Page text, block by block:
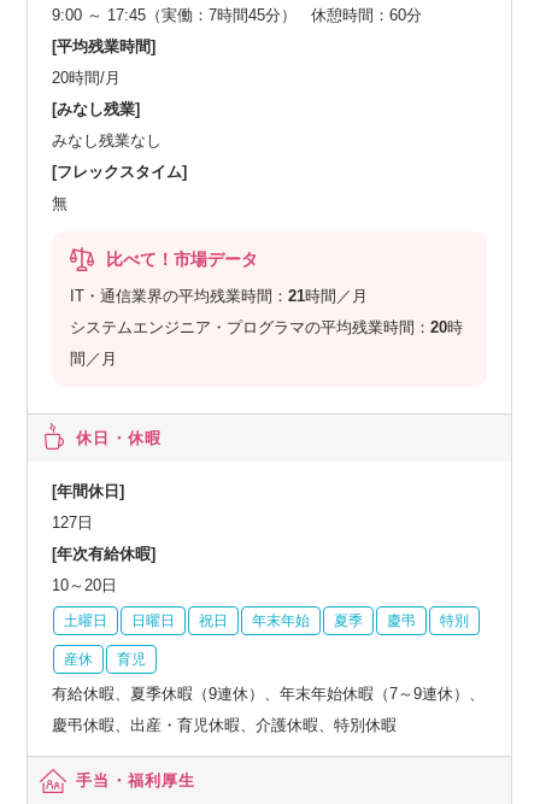
9:00 ～ 17:45（実働：7時間45分） 休憩時間：60分
[平均残業時間]
20時間/月
[みなし残業]
みなし残業なし
[フレックスタイム]
無
比べて！市場データ
IT・通信業界の平均残業時間：21時間／月
システムエンジニア・プログラマの平均残業時間：20時
間／月
休日・休暇
[年間休日]
127日
[年次有給休暇]
10～20日
土曜日 日曜日 祝日 年末年始 夏季 慶弔 特別
産休 育児
有給休暇、夏季休暇（9連休）、年末年始休暇（7～9連休）、
慶弔休暇、出産・育児休暇、介護休暇、特別休暇
手当・福利厚生